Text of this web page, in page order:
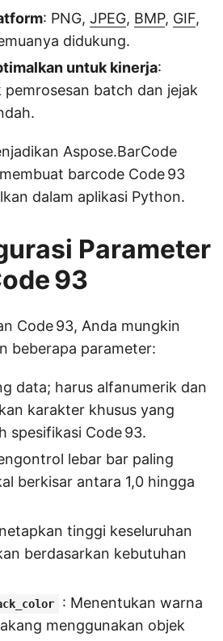
: PNG, JPEG, BMP, GIF,
didukung.
untuk kinerja:
batch dan jejak
Aspose.BarCode
barcode Code 93
dalam aplikasi Python.
Parameter
93
Code 93, Anda mungkin
beberapa parameter:
data; harus alfanumerik dan
karakter khusus yang
spesifikasi Code 93.
lebar bar paling
berkisar antara 1,0 hingga
tinggi keseluruhan
berdasarkan kebutuhan
: Menentukan warna
menggunakan objek